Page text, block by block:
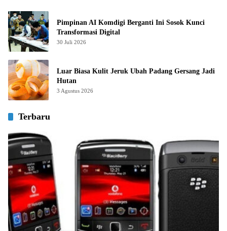
Pimpinan AI Komdigi Berganti Ini Sosok Kunci
Transformasi Digital
30 Juli 2026
Luar Biasa Kulit Jeruk Ubah Padang Gersang Jadi
Hutan
3 Agustus 2026
Terbaru